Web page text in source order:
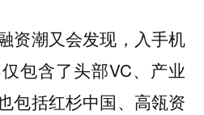
资潮又会发现，入手机
包含了头部VC、产业
包括红杉中国、高瓴资